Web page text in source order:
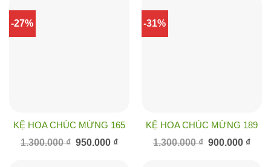
-27%
KỆ HOA CHÚC MỪNG 165
1.300.000₫ Giá
950.000 ₫Giá
-31%
KỆ HOA CHÚC MỪNG 189
1.300.000₫ Giá
900.000 ₫Giá